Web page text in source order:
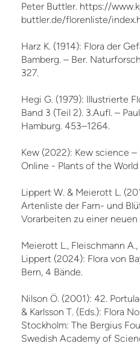
Peter Buttler. https://
buttler.de/florenliste/
Harz K. (1914): Flora der
Bamberg. – Ber.
327.
Hegi G. (1979): Illustrierte
Band 3 (Teil 2). 3.Aufl. –
Hamburg. 453–1264.
Kew (2022): Kew science
Online - Plants of the
Lippert W. & Meierott L.
Artenliste der Farn- und
Vorarbeiten zu einer neuen
Meierott L., Fleischmann
Lippert (2024): Flora von
Bern, 4 Bände.
Nilson Ö. (2001): 42.
& Karlsson T. (Eds.): Flora
Stockholm: The Bergius
Swedish Academy of